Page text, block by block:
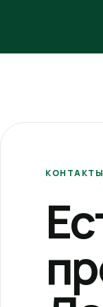
КОНТАКТЫ